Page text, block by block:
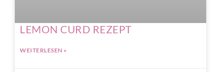
LEMON CURD REZEPT
WEITERLESEN »